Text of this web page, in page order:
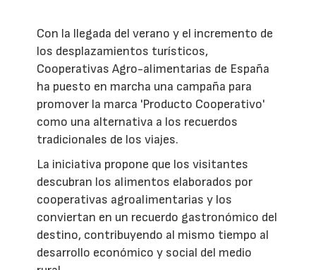
Con la llegada del verano y el incremento de
los desplazamientos turísticos,
Cooperativas Agro-alimentarias de España
ha puesto en marcha una campaña para
promover la marca 'Producto Cooperativo'
como una alternativa a los recuerdos
tradicionales de los viajes.
La iniciativa propone que los visitantes
descubran los alimentos elaborados por
cooperativas agroalimentarias y los
conviertan en un recuerdo gastronómico del
destino, contribuyendo al mismo tiempo al
desarrollo económico y social del medio